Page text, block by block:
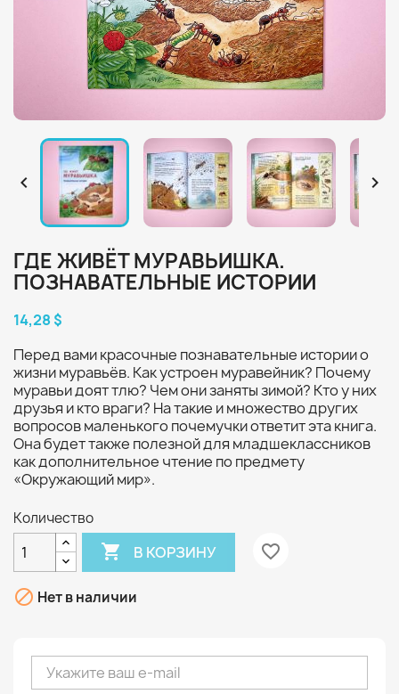
 
ГДЕ ЖИВЁТ МУРАВЬИШКА.
ПОЗНАВАТЕЛЬНЫЕ ИСТОРИИ
14,28 $
Перед вами красочные познавательные истории о
жизни муравьёв. Как устроен муравейник? Почему
муравьи доят тлю? Чем они заняты зимой? Кто у них
друзья и кто враги? На такие и множество других
вопросов маленького почемучки ответит эта книга.
Она будет также полезной для младшеклассников
как дополнительное чтение по предмету
«Окружающий мир».
Количество
 В КОРЗИНУ favorite_border
 Нет в наличии